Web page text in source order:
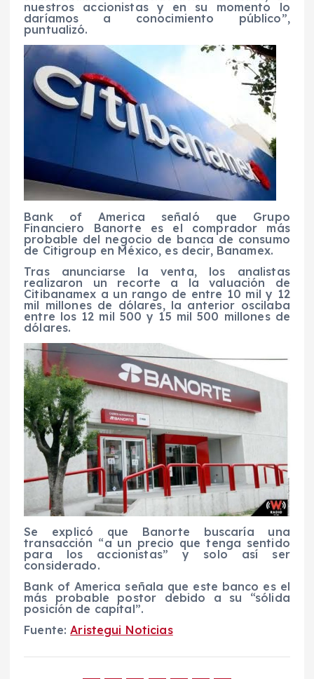
nuestros accionistas y en su momento lo
daríamos a conocimiento público”,
puntualizó.
Bank of America señaló que Grupo
Financiero Banorte es el comprador más
probable del negocio de banca de consumo
de Citigroup en México, es decir, Banamex.
Tras anunciarse la venta, los analistas
realizaron un recorte a la valuación de
Citibanamex a un rango de entre 10 mil y 12
mil millones de dólares, la anterior oscilaba
entre los 12 mil 500 y 15 mil 500 millones de
dólares.
Se explicó que Banorte buscaría una
transacción “a un precio que tenga sentido
para los accionistas” y solo así ser
considerado.
Bank of America señala que este banco es el
más probable postor debido a su “sólida
posición de capital”.
Fuente:Aristegui Noticias